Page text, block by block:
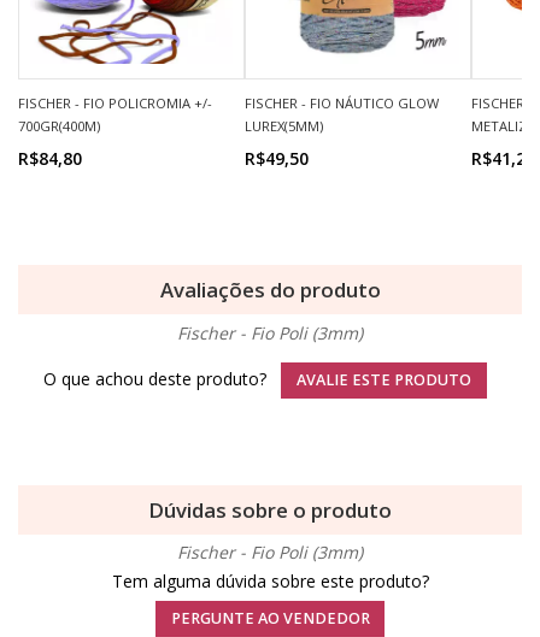
FISCHER - FIO POLICROMIA +/-
700GR(400M)
R$84,80
FISCHER - FIO NÁUTICO GLOW
LUREX(5MM)
R$49,50
FISCHER
R$41,20
Avaliações do produto
Fischer - Fio Poli (3mm)
O que achou deste produto?
AVALIE ESTE PRODUTO
Dúvidas sobre o produto
Fischer - Fio Poli (3mm)
Tem alguma dúvida sobre este produto?
PERGUNTE AO VENDEDOR